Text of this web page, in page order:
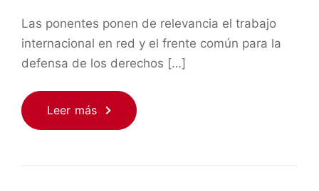
Las ponentes ponen de relevancia el trabajo
internacional en red y el frente común para la
defensa de los derechos […]
Leer más